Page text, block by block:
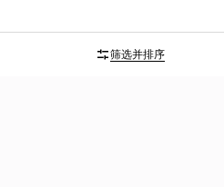
筛选并排序